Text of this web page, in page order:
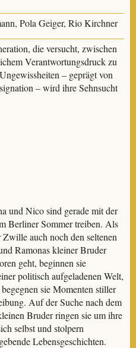
Pola Geiger, Rio Kirchner
die versucht, zwischen
Verantwortungsdruck zu
– geprägt von
– wird ihre Sehnsucht
und Nico sind gerade mit der
Berliner Sommer treiben. Als
auch noch den seltenen
Ramonas kleiner Bruder
geht, beginnen sie
politisch aufgeladenen Welt,
sie Momenten stiller
Auf der Suche nach dem
Bruder ringen sie um ihre
selbst und stolpern
Lebensgeschichten.